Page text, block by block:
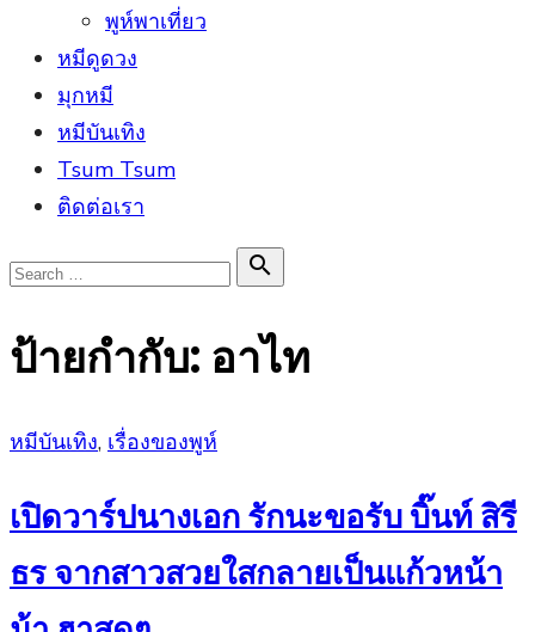
พูห์พาเที่ยว
หมีดูดวง
มุกหมี
หมีบันเทิง
Tsum Tsum
ติดต่อเรา
Search

Search
ป้ายกำกับ: อาไท
Posted
หมีบันเทิง, เรื่องของพูห์
เปิดวาร์ปนางเอก รักนะขอรับ บิ๊นท์ สิรี
ธร จากสาวสวยใสกลายเป็นแก้วหน้า